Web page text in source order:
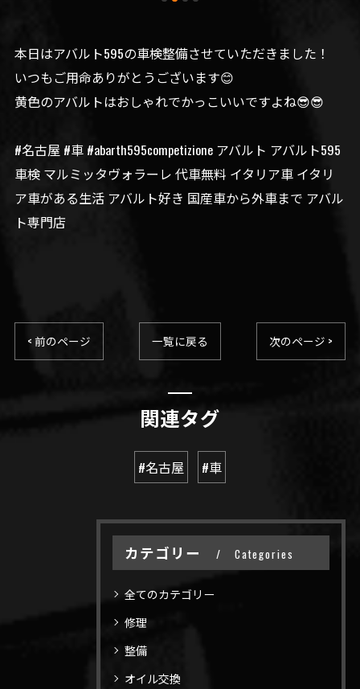
本日はアバルト595の車検整備させていただきました！
いつもご用命ありがとうございます😊
黄色のアバルトはおしゃれでかっこいいですよね😎😎
#名古屋 #車 #abarth595competizione アバルト アバルト595
車検 マルミッタヴォラーレ 代車無料 イタリア車 イタリ
ア車がある生活 アバルト好き 国産車から外車まで アバル
ト専門店
< 前のページ 一覧に戻る 次のページ >
関連タグ
#名古屋 #車
カテゴリー Categories
全てのカテゴリー
修理
整備
オイル交換